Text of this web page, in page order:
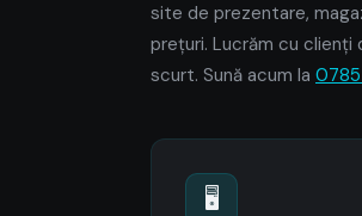
site de prezentare,
prețuri. Lucrăm cu
scurt. Sună acum la
🖥